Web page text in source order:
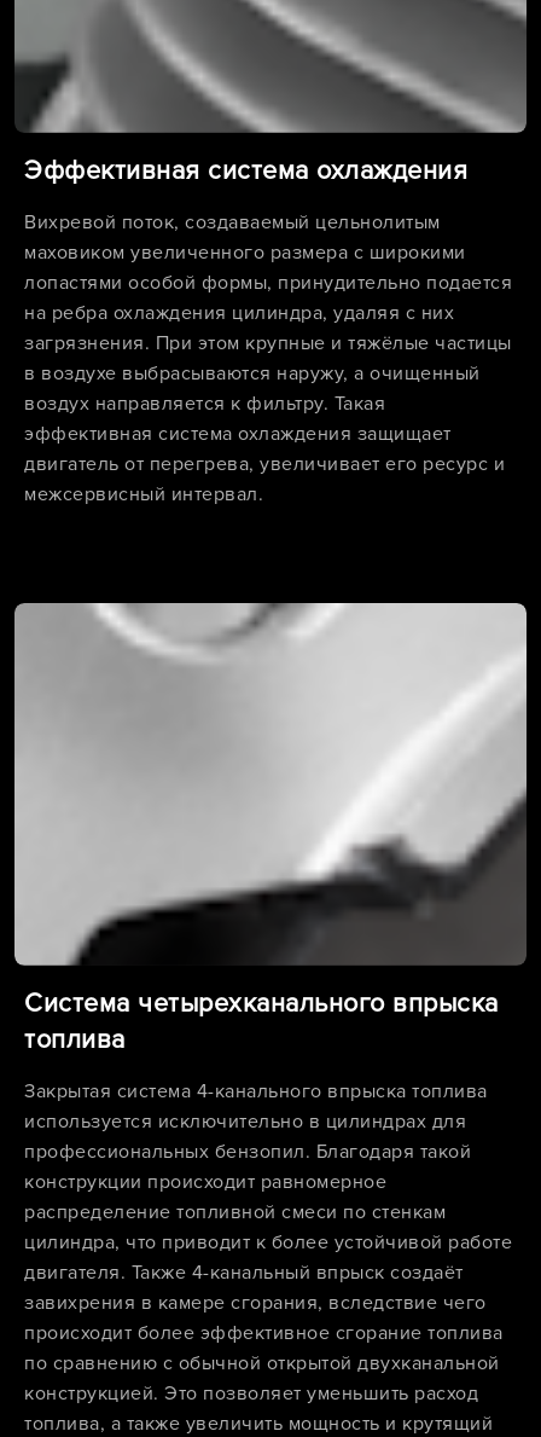
Эффективная система охлаждения
Вихревой поток, создаваемый цельнолитым
маховиком увеличенного размера с широкими
лопастями особой формы, принудительно подается
на ребра охлаждения цилиндра, удаляя с них
загрязнения. При этом крупные и тяжёлые частицы
в воздухе выбрасываются наружу, а очищенный
воздух направляется к фильтру. Такая
эффективная система охлаждения защищает
двигатель от перегрева, увеличивает его ресурс и
межсервисный интервал.
Система четырехканального впрыска
топлива
Закрытая система 4-канального впрыска топлива
используется исключительно в цилиндрах для
профессиональных бензопил. Благодаря такой
конструкции происходит равномерное
распределение топливной смеси по стенкам
цилиндра, что приводит к более устойчивой работе
двигателя. Также 4-канальный впрыск создаёт
завихрения в камере сгорания, вследствие чего
происходит более эффективное сгорание топлива
по сравнению с обычной открытой двухканальной
конструкцией. Это позволяет уменьшить расход
топлива, а также увеличить мощность и крутящий